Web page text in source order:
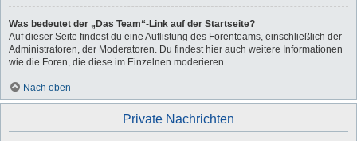
Was bedeutet der „Das Team“-Link auf der Startseite?
Auf dieser Seite findest du eine Auflistung des Forenteams, einschließlich der
Administratoren, der Moderatoren. Du findest hier auch weitere Informationen
wie die Foren, die diese im Einzelnen moderieren.
Nach oben
Private Nachrichten